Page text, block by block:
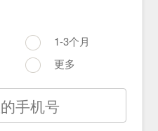
1-3个月
更多